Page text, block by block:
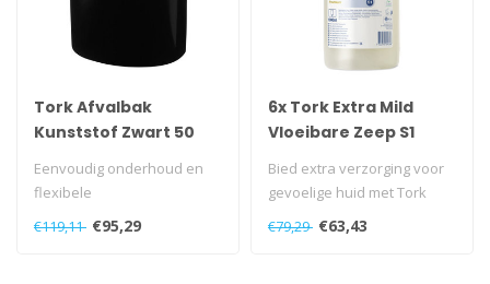
Tork Afvalbak
Kunststof Zwart 50
Eenvoudig onderhoud en
flexibele
montagemogelijkheden
€119,11 €95,29
6x Tork Extra Mild
Vloeibare Zeep S1
Premium
Bied extra verzorging voor
gevoelige huid met Tork
Extra Milde Vloeibare
€79,29 €63,43